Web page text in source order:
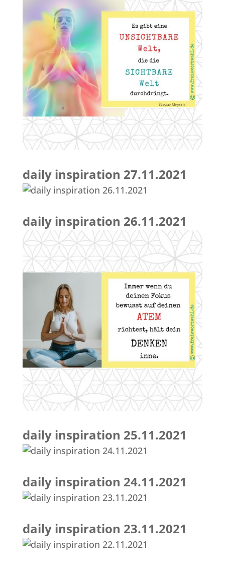
daily inspiration 27.11.2021
daily inspiration 26.11.2021
daily inspiration 25.11.2021
daily inspiration 24.11.2021
daily inspiration 23.11.2021